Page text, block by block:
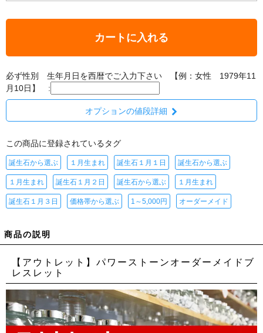
カートに入れる
必ず性別 生年月日を西暦でご入力下さい 【例：女性 1979年11
月10日】 :
オプションの値段詳細
この商品に登録されているタグ
誕生石から選ぶ １月生まれ 誕生石１月１日 誕生石から選ぶ
１月生まれ 誕生石１月２日 誕生石から選ぶ １月生まれ
誕生石１月３日 価格帯から選ぶ 1～5,000円 オーダーメイド
商品の説明
【アウトレット】パワーストーンオーダーメイドブ
レスレット